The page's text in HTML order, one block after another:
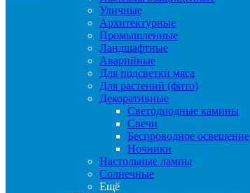
Уличные
Архитектурные
Промышленные
Ландшафтные
Аварийные
Для подсветки мяса
Для растений (фито)
Декоративные
Светодиодные камины
Свечи
Беспроводное освещение
Ночники
Настольные лампы
Солнечные
Ещё